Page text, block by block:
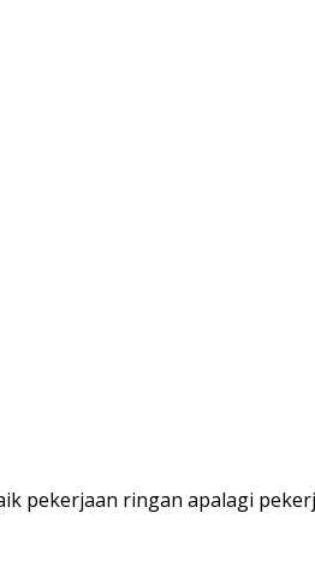
pekerjaan ringan apalagi